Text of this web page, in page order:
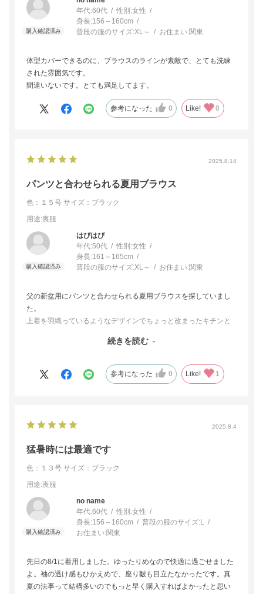
年代:60代 性別:女性
身長:156～160cm
普段の服のサイズ:XL～ お住まい:関東
体型カバーできるのに、ブラウスのラインが素敵で、とても洗練
された雰囲気です。
間違いないです。とても満足してます。
参考になった 0 Like! 0
2025.8.14
パンツと合わせられる夏用ブラウス
色：１５号 サイズ：ブラック
用途:喪服
はぴはぴ
年代:50代 性別:女性
身長:161～165cm
普段の服のサイズ:XL～ お住まい:関東
父の新盆用にパンツと合わせられる夏用ブラウスを探していまし
た。
上着を羽織っているようなデザインでちょっと改まったキチンと
っと長め丈は体型カバーもバッチリでパンツとのバランスもよく
安心して新盆に出席できました。
続きを読む
参考になった 0 Like! 1
2025.8.4
猛暑時には最適です
色：１３号 サイズ：ブラック
用途:喪服
no name
年代:60代 性別:女性
身長:156～160cm 普段の服のサイズ:L
お住まい:関東
先日の8/1に着用しました。ゆったりめなので快適に過ごせました
よ。袖の透け感もひかえめで、座り皺も目立たなかったです。真
夏の法事って結構多いのでもっと早く購入すればよかったと思い